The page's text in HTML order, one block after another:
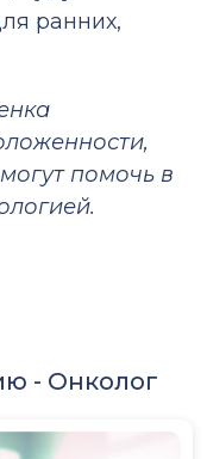
ранних,
помочь в
- Онколог